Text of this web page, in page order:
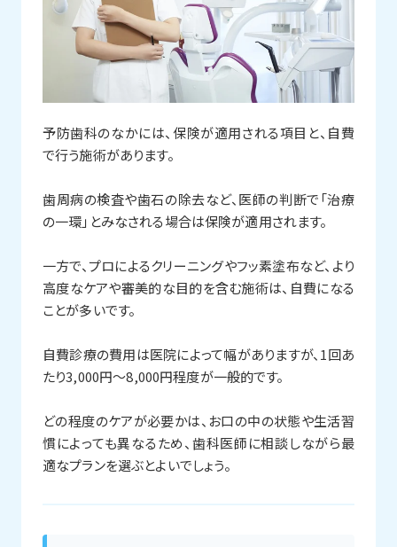
予防歯科のなかには、保険が適用される項目と、自費
で行う施術があります。
歯周病の検査や歯石の除去など、医師の判断で「治療
の一環」とみなされる場合は保険が適用されます。
一方で、プロによるクリーニングやフッ素塗布など、より
高度なケアや審美的な目的を含む施術は、自費になる
ことが多いです。
自費診療の費用は医院によって幅がありますが、1回あ
たり3,000円〜8,000円程度が一般的です。
どの程度のケアが必要かは、お口の中の状態や生活習
慣によっても異なるため、歯科医師に相談しながら最
適なプランを選ぶとよいでしょう。